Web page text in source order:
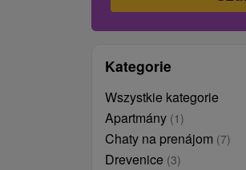
Kategorie
Wszystkie kategorie
Apartmány (1)
Chaty na prenájom (7)
Drevenice (3)